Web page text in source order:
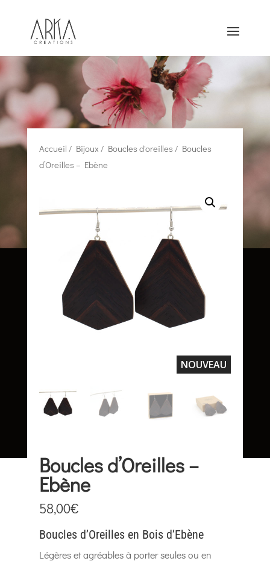
Accueil / Bijoux / Boucles d'oreilles / Boucles
d’Oreilles – Ebène
NOUVEAU
Boucles d’Oreilles –
Ebène
58,00€
Boucles d’Oreilles en Bois d’Ebène
Légères et agréables à porter seules ou en